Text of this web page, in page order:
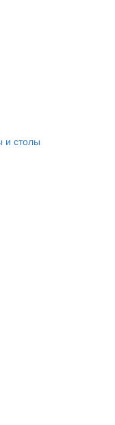
и столы